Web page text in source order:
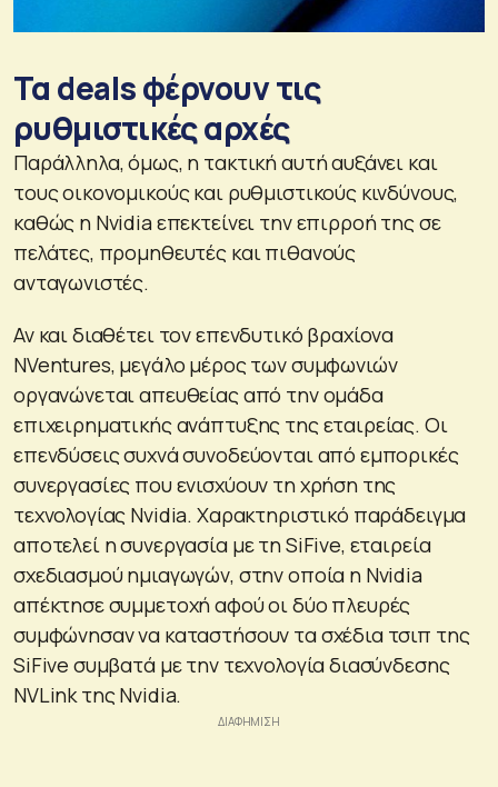
Τα deals φέρνουν τις
ρυθμιστικές αρχές
Παράλληλα, όμως, η τακτική αυτή αυξάνει και
τους οικονομικούς και ρυθμιστικούς κινδύνους,
καθώς η Nvidia επεκτείνει την επιρροή της σε
πελάτες, προμηθευτές και πιθανούς
ανταγωνιστές.
Αν και διαθέτει τον επενδυτικό βραχίονα
NVentures, μεγάλο μέρος των συμφωνιών
οργανώνεται απευθείας από την ομάδα
επιχειρηματικής ανάπτυξης της εταιρείας. Οι
επενδύσεις συχνά συνοδεύονται από εμπορικές
συνεργασίες που ενισχύουν τη χρήση της
τεχνολογίας Nvidia. Χαρακτηριστικό παράδειγμα
αποτελεί η συνεργασία με τη SiFive, εταιρεία
σχεδιασμού ημιαγωγών, στην οποία η Nvidia
απέκτησε συμμετοχή αφού οι δύο πλευρές
συμφώνησαν να καταστήσουν τα σχέδια τσιπ της
SiFive συμβατά με την τεχνολογία διασύνδεσης
NVLink της Nvidia.